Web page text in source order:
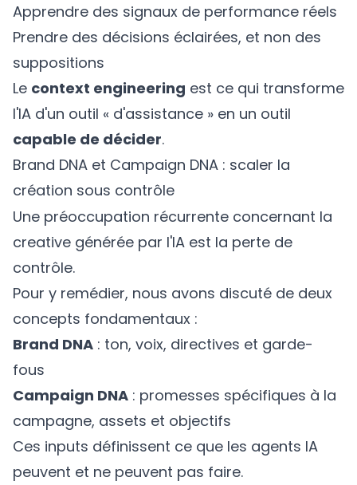
Apprendre des signaux de performance réels
Prendre des décisions éclairées, et non des
suppositions
Le context engineering est ce qui transforme
l'IA d'un outil « d'assistance » en un outil
capable de décider.
Brand DNA et Campaign DNA : scaler la
création sous contrôle
Une préoccupation récurrente concernant la
creative générée par l'IA est la perte de
contrôle.
Pour y remédier, nous avons discuté de deux
concepts fondamentaux :
Brand DNA : ton, voix, directives et garde-
fous
Campaign DNA : promesses spécifiques à la
campagne, assets et objectifs
Ces inputs définissent ce que les agents IA
peuvent et ne peuvent pas faire.